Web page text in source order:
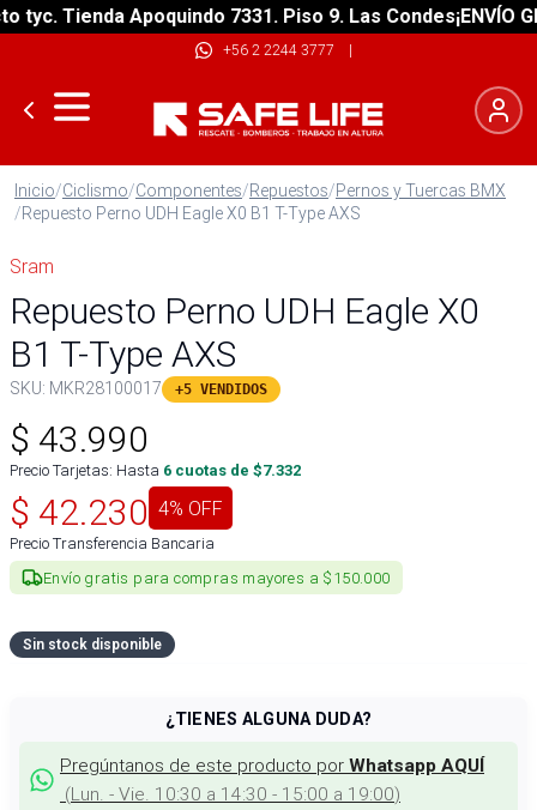
Tienda Apoquindo 7331. Piso 9. Las Condes¡ENVÍO
+56 2 2244 3777 |
Inicio/Ciclismo/Componentes/Repuestos/Pernos y Tuercas BMX
/Repuesto Perno UDH Eagle X0 B1 T-Type AXS
Sram
Repuesto Perno UDH Eagle X0
B1 T-Type AXS
SKU: MKR28100017 +5 VENDIDOS
$ 43.990
Precio Tarjetas: Hasta 6 cuotas de $7.332
$ 42.230 4% OFF
Precio Transferencia Bancaria
Envío gratis para compras mayores a $150.000
Sin stock disponible
¿TIENES ALGUNA DUDA?
Pregúntanos de este producto por Whatsapp AQUÍ
(Lun. - Vie. 10:30 a 14:30 - 15:00 a 19:00)